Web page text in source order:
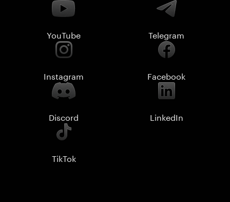
YouTube Telegram
Instagram Facebook
Discord LinkedIn
TikTok